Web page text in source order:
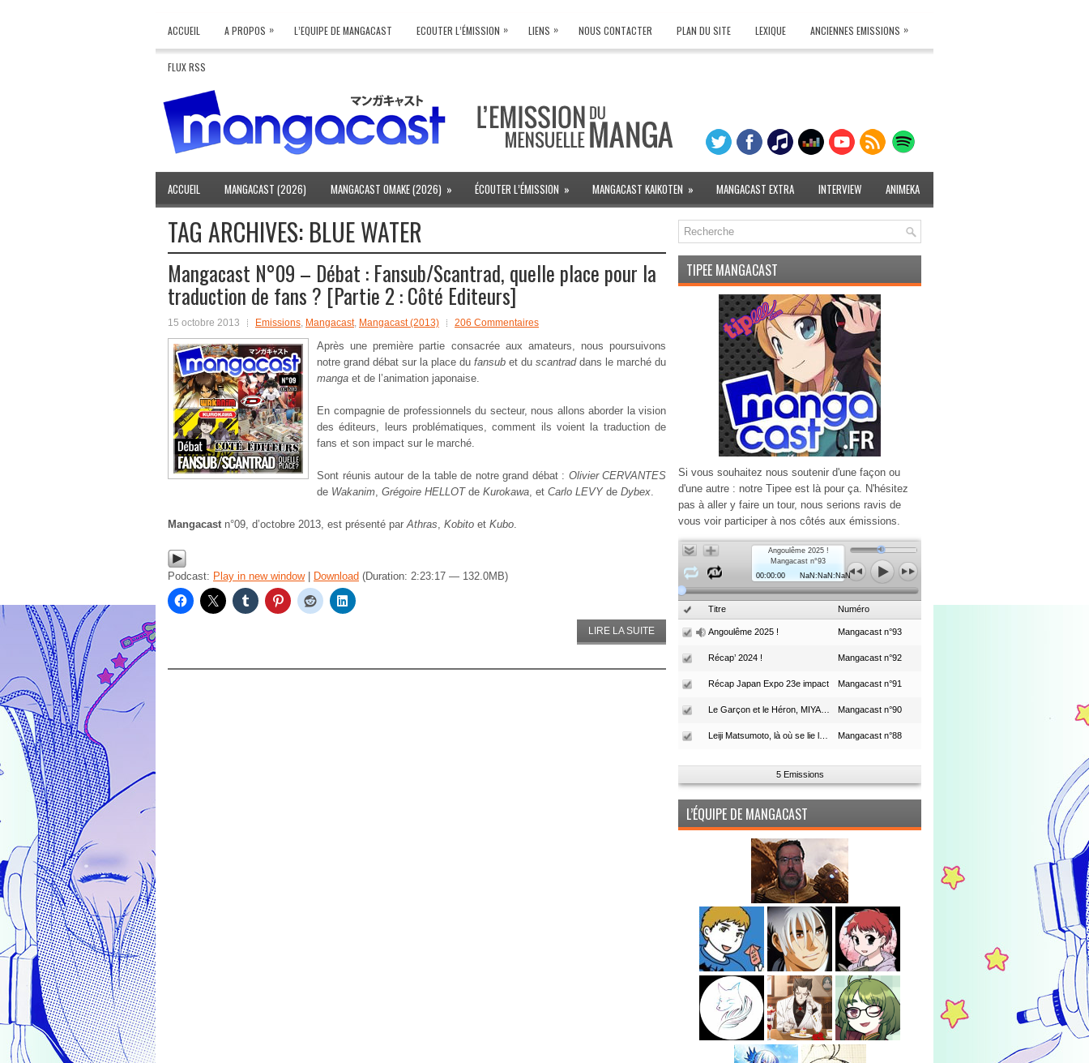
ACCUEIL A PROPOS » L’EQUIPE DE MANGACAST ECOUTER L’ÉMISSION » LIENS » NOUS CONTACTER PLAN DU SITE LEXIQUE ANCIENNES EMISSIONS »
FLUX RSS
ACCUEIL MANGACAST (2026) MANGACAST OMAKE (2026) » ÉCOUTER L’ÉMISSION » MANGACAST KAIKOTEN » MANGACAST EXTRA INTERVIEW ANIMEKA
TAG ARCHIVES: BLUE WATER
Mangacast N°09 – Débat : Fansub/Scantrad, quelle place pour la
traduction de fans ? [Partie 2 : Côté Editeurs]
15 octobre 2013 Emissions, Mangacast, Mangacast (2013) 206 Commentaires
Après une première partie consacrée aux amateurs, nous poursuivons
notre grand débat sur la place du fansub et du scantraddans le marché du
manga et de l’animation japonaise.
En compagnie de professionnels du secteur, nous allons aborder la vision
des éditeurs, leurs problématiques, comment ils voient la traduction de
fans et son impact sur le marché.
Sont réunis autour de la table de notre grand débat : Olivier CERVANTES
de Wakanim, Grégoire HELLOTde Kurokawa, et Carlo LEVYde Dybex.
Mangacast n°09, d’octobre 2013, est présenté parAthras, Kobito et Kubo.
Podcast: Play in new window| Download (Duration: 2:23:17 — 132.0MB)
LIRE LA SUITE
TIPEE MANGACAST
Si vous souhaitez nous soutenir d'une façon ou
d'une autre : notre Tipee est là pour ça. N'hésitez
pas à aller y faire un tour, nous serions ravis de
vous voir participer à nos côtés aux émissions.
Angoulême 2025 !
Mangacast n°93
00:00:00
NaN:NaN:NaN
Titre Numéro
Angoulême 2025 ! Mangacast n°93
Récap’ 2024 ! Mangacast n°92
Récap Japan Expo 23e impact Mangacast n°91
Mangacast n°90
Mangacast n°88
5 Emissions
L’ÉQUIPE DE MANGACAST